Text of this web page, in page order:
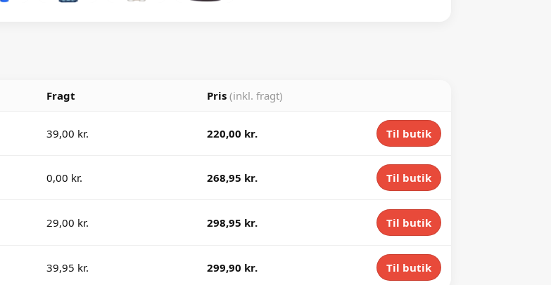
Fragt Pris (inkl. fragt)
39,00 kr. 220,00 kr. Til butik
0,00 kr. 268,95 kr. Til butik
29,00 kr. 298,95 kr. Til butik
39,95 kr. 299,90 kr. Til butik